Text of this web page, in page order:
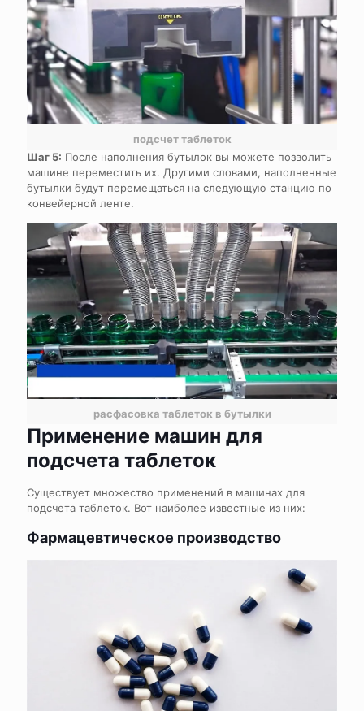
подсчет таблеток
Шаг 5: После наполнения бутылок вы можете позволить
машине переместить их. Другими словами, наполненные
бутылки будут перемещаться на следующую станцию по
конвейерной ленте.
расфасовка таблеток в бутылки
Применение машин для
подсчета таблеток
Существует множество применений в машинах для
подсчета таблеток. Вот наиболее известные из них:
Фармацевтическое производство